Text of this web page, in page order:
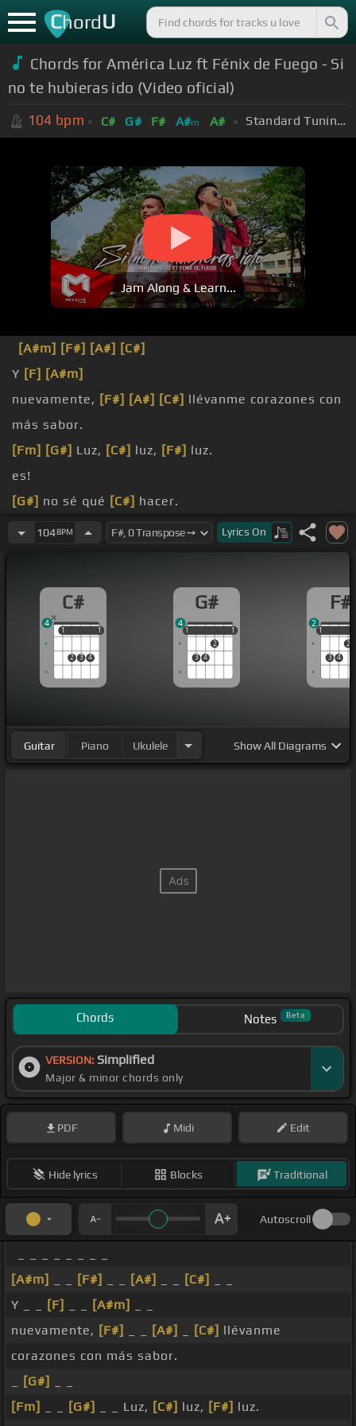
ChordU
Chords for América Luz ft Fénix de Fuego - Si
no te hubieras ido (Video oficial)
104 bpm C# G# F# A#m A# Standard Tuning (EADGBE)
Jam Along & Learn...
[A#m] [F#] [A#] [C#]
Y [F] [A#m]
nuevamente, [F#] [A#] [C#] llévanme corazones con
más sabor.
[Fm] [G#] Luz, [C#] luz, [F#] luz.
es!
[G#] no sé qué [C#] hacer.
[A#m]Despierto y te recuerdo al[G#] [C#]
104BPM Lyrics On
C#
1
2 3 4
1
1 1
4
G#
1
3 4
2
1
1 1
4
F#
1
3 4
2
1
2
Guitar Piano Ukulele ShowAll Diagrams
Chords Notes Beta
VERSION: Simplified
Major & minor chords only
PDF Midi Edit
Hide lyrics Blocks Traditional
Autoscroll
[A#m]
[F#] [A#] [C#]
Y _ _
[F] [A#m]
nuevamente, [F#] [A#] [C#] llévanme
corazones con más sabor.
[G#]
[Fm]
[G#] _ _ Luz, [C#] luz, [F#] luz.